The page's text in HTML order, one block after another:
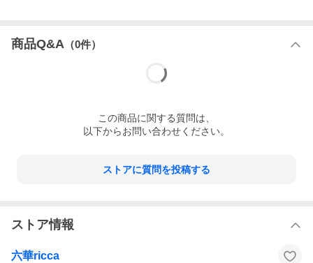
７〜１４営業日程度(店舗休業日を除く)</font
予めご容赦いただきますようお願い申し上げます。
※受注生産のため、ご注文後のキャンセルはお受けできませんの
※工房へ直接、納期の問い合わせはお控えください。
※使用日がお決まりの方は在庫のある商品のお買い求めをおすす
※表示納期より遅延している場合は、納期のお調べをさせていた
だきます。
〜お詫び〜
商品Q&A （0件）
この商品に関する質問は、
以下からお問い合わせください。
ストアに質問を投稿する
ストア情報
六華ricca